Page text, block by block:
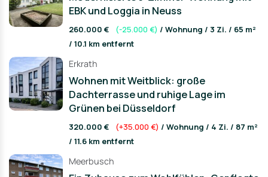
EBK und Loggia in Neuss
260.000 € (-25.000 €) / Wohnung / 3 Zi. / 65 m²
/ 10.1 km entfernt
Erkrath
Wohnen mit Weitblick: große
Dachterrasse und ruhige Lage im
Grünen bei Düsseldorf
320.000 € (+35.000 €) / Wohnung / 4 Zi. / 87 m²
/ 11.6 km entfernt
Meerbusch